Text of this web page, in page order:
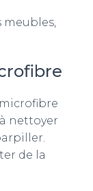
meubles,
nettoyer
de la